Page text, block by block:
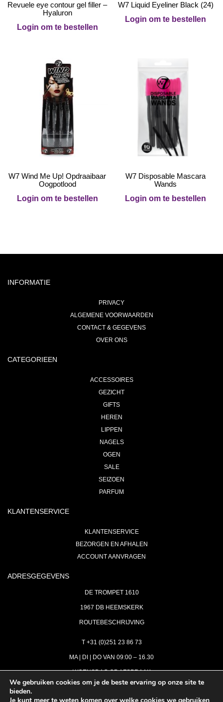
Revuele eye contour gel filler –
Hyaluron
Login om te bestellen
W7 Liquid Eyeliner Black (24)
Login om te bestellen
W7 Wind Me Up! Opdraaibaar
Oogpotlood
Login om te bestellen
W7 Disposable Mascara
Wands
Login om te bestellen
INFORMATIE
PRIVACY
ALGEMENE VOORWAARDEN
CONTACT & GEGEVENS
OVER ONS
CATEGORIEEN
ACCESSOIRES
GEZICHT
GIFTS
HEREN
LIPPEN
NAGELS
OGEN
SALE
SEIZOEN
PARFUM
KLANTENSERVICE
KLANTENSERVICE
BEZORGEN EN AFHALEN
ACCOUNT AANVRAGEN
ADRESGEGEVENS
DE TROMPET 1610
1967 DB HEEMSKERK
ROUTEBESCHRIJVING
T +31 (0)251 23 86 73
MA | DI | DO VAN 09:00 – 16.30
WOENSDAG OP AFSPRAAK
We gebruiken cookies om je de beste ervaring op onze site te
bieden.